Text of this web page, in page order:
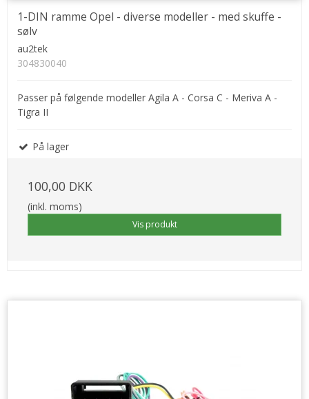
1-DIN ramme Opel - diverse modeller - med skuffe -
sølv
au2tek
304830040
Passer på følgende modeller Agila A - Corsa C - Meriva A -
Tigra II
På lager
100,00 DKK
(inkl. moms)
Vis produkt